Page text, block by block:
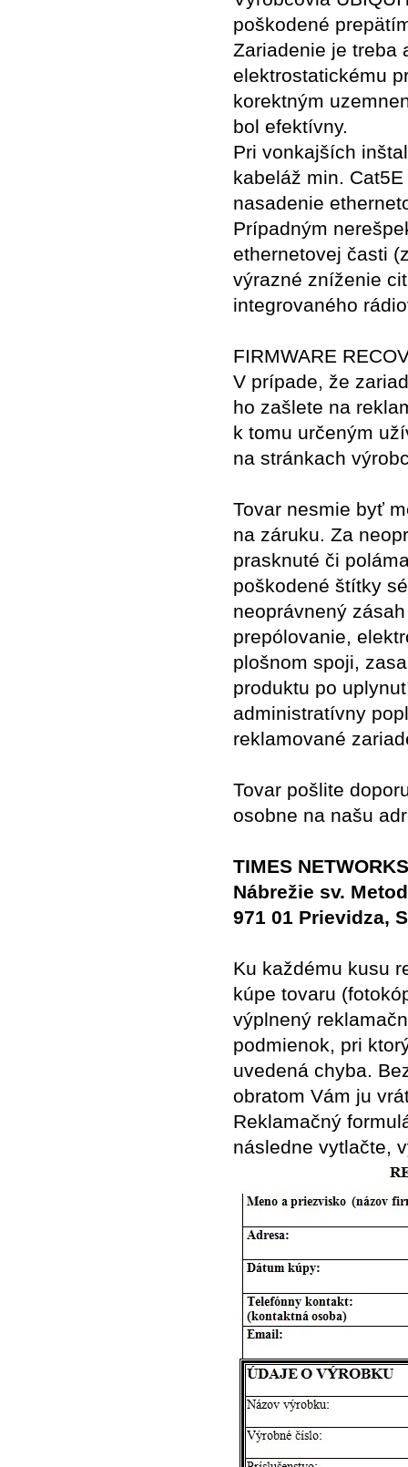
poškodené
Zariadenie je treba
elektrostatickému
korektným
bol efektívny.
Pri vonkajších
kabeláž min.
nasadenie
Prípadným
ethernetovej časti
výrazné zníženie
integrovaného
FIRMWARE
V prípade, že
ho zašlete na
k tomu určeným
na stránkach
Tovar nesmie byť
na záruku. Za
prasknuté či
poškodené štítky
neoprávnený
prepólovanie,
plošnom spoji,
produktu po
administratívny
reklamované
Tovar pošlite
osobne na našu
TIMES
Nábrežie sv.
971 01 Prievidza,
Ku každému kusu
kúpe tovaru
výplnený
podmienok, pri
uvedená chyba.
obratom Vám ju
Reklamačný
následne vytlačte,